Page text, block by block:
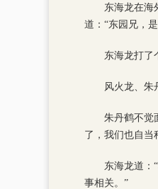
东海龙在海
道：“东园兄，
东海龙打了
风火龙、朱
朱丹鹤不觉
了，我们也自当
东海龙道：
事相关。”